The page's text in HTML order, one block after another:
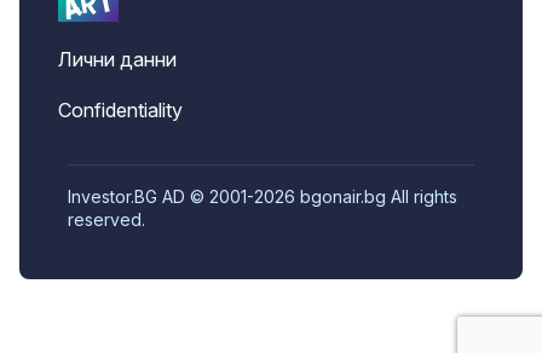
Лични данни
Confidentiality
Investor.BG AD © 2001-2026 bgonair.bg All rights
reserved.